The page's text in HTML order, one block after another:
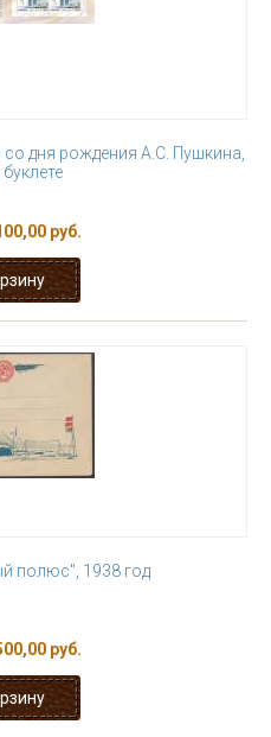
дня рождения А.С. Пушкина,
руб.
полюс", 1938 год
руб.